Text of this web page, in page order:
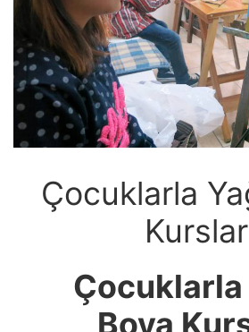
Çocuklarla
Çocuklarla
Boya